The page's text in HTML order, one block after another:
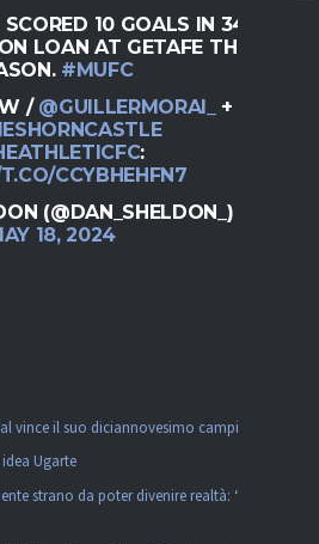
10 GOALS IN 34
LOAN AT GETAFE THIS
#MUFC
/ @GUILLERMORAI_
+
:
CCYBHEHFN7
(@DAN_SHELDON_)
18, 2024
vince il suo diciannovesimo campionato
Ugarte
strano da poter divenire realtà: “Non